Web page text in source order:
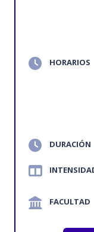
HORARIOS
DURACIÓN
FACULTAD